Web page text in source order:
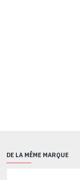
DE LA MÊME MARQUE